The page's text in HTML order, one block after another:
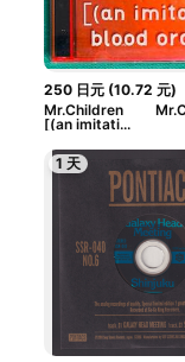
250 日元(10.72 元)
Mr.Children
[(an imitati...
1 天